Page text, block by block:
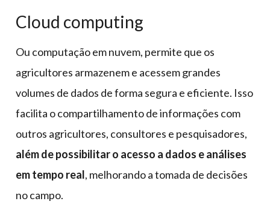
Cloud computing
Ou computação em nuvem, permite que os
agricultores armazenem e acessem grandes
volumes de dados de forma segura e eficiente. Isso
facilita o compartilhamento de informações com
outros agricultores, consultores e pesquisadores,
além de possibilitar o acesso a dados e análises
em tempo real, melhorando a tomada de decisões
no campo.